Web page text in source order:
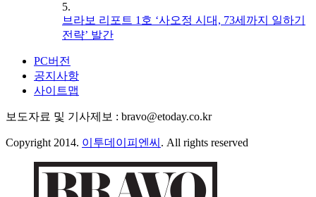
5.
브라보 리포트 1호 ‘사오정 시대, 73세까지 일하기
전략’ 발간
PC버전
공지사항
사이트맵
보도자료 및 기사제보 : bravo@etoday.co.kr
Copyright 2014. 이투데이피엔씨 . All rights reserved